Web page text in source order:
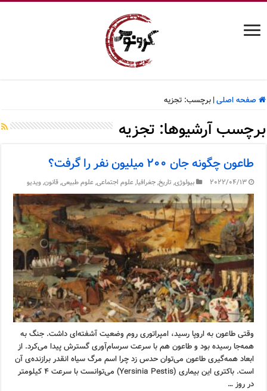
صفحه اصلی| برچسب:تجزیه
برچسب آرشیوها: تجزیه
طاعون چگونه جان ۲۰۰ میلیون نفر را گرفت؟
2022/04/13 بیولوژی, تاریخ,جغرافیا,علوم اجتماعی,علوم طبیعی,قانون,ویدیو
وقتی طاعون به اروپا رسید، امپراتوری روم وضعیت آشفته‌ای داشت. جنگ به
همه‌جا رسیده بود و طاعون هم با سرعت سرسام‌آوری گسترش پیدا می‌کرد. از
ابعاد همه‌گیری طاعون می‌توان حدس زد چرا اسم مرگ سیاه انقدر برازنده‌ی آن
است. باکتری این بیماری (Yersinia Pestis) می‌توانست با سرعت ۴ کیلومتر
در روز …